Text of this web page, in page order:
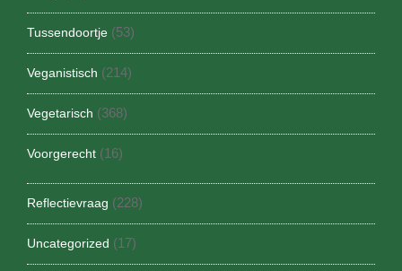
Tussendoortje (53)
Veganistisch (214)
Vegetarisch (368)
Voorgerecht (16)
Reflectievraag (228)
Uncategorized (17)